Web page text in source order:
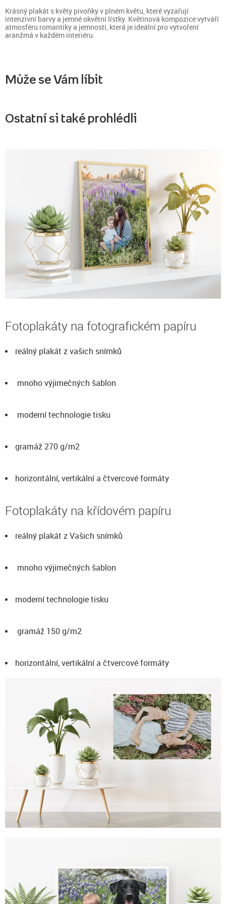
Krásný plakát s květy pivoňky v plném květu, které vyzařují
intenzivní barvy a jemné okvětní lístky. Květinová kompozice vytváří
atmosféru romantiky a jemnosti, která je ideální pro vytvoření
aranžmá v každém interiéru.
Může se Vám líbit
Ostatní si také prohlédli
Fotoplakáty na fotografickém papíru
reálný plakát z vašich snímků
mnoho výjimečných šablon
moderní technologie tisku
gramáž 270 g/m2
horizontální, vertikální a čtvercové formáty
Fotoplakáty na křídovém papíru
reálný plakát z Vašich snímků
mnoho výjimečných šablon
moderní technologie tisku
gramáž 150 g/m2
horizontální, vertikální a čtvercové formáty